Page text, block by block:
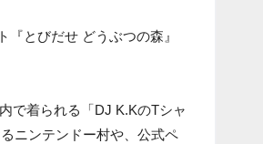
とびだせ どうぶつの森』
で着られる「DJ K.KのTシャ
ニンテンドー村や、公式ペ